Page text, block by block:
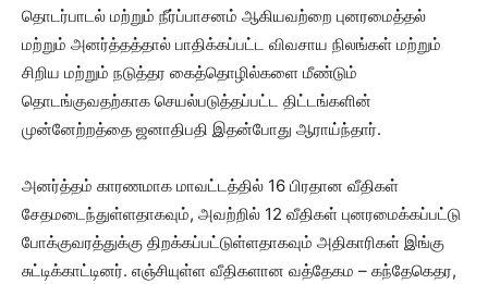
தொடர்பாடல் மற்றும் நீர்ப்பாசனம் ஆகியவற்றை புனரமைத்தல்
மற்றும் அனர்த்தத்தால் பாதிக்கப்பட்ட விவசாய நிலங்கள் மற்றும்
சிறிய மற்றும் நடுத்தர கைத்தொழில்களை மீண்டும்
தொடங்குவதற்காக செயல்படுத்தப்பட்ட திட்டங்களின்
முன்னேற்றத்தை ஜனாதிபதி இதன்போது ஆராய்ந்தார்.
அனர்த்தம் காரணமாக மாவட்டத்தில் 16 பிரதான வீதிகள்
சேதமடைந்துள்ளதாகவும், அவற்றில் 12 வீதிகள் புனரமைக்கப்பட்டு
போக்குவரத்துக்கு திறக்கப்பட்டுள்ளதாகவும் அதிகாரிகள் இங்கு
சுட்டிக்காட்டினர். எஞ்சியுள்ள வீதிகளான வத்தேகம – கந்தேகெதர,